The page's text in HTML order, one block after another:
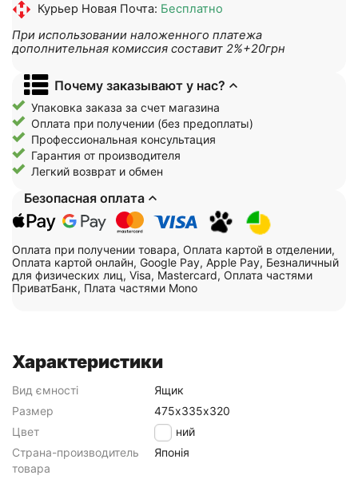
Курьер Новая Почта: Бесплатно
При использовании наложенного платежа
дополнительная комиссия составит 2%+20грн
Почему заказывают у нас?
Упаковка заказа за счет магазина
Оплата при получении (без предоплаты)
Профессиональная консультация
Гарантия от производителя
Легкий возврат и обмен
Безопасная оплата
Оплата при получении товара, Оплата картой в отделении,
Оплата картой онлайн, Google Pay, Apple Pay, Безналичный
для физических лиц, Visa, Mastercard, Оплата частями
ПриватБанк, Плата частями Mono
Характеристики
Вид ємності
Ящик
Размер
475х335х320
Цвет
Чорний
Страна-производитель
товара
Японія